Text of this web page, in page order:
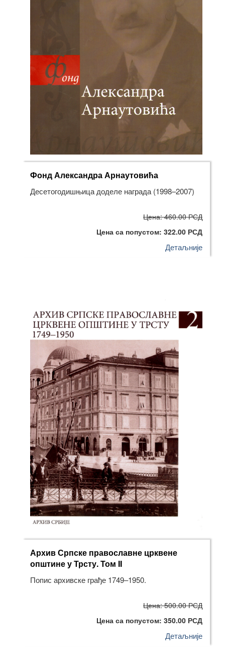
Фонд Александра Арнаутовића
Десетогодишњица доделе награда (1998–2007)
Цена: 460.00 РСД
Цена са попустом: 322.00 РСД
Детаљније
Архив Српске православне црквене
општине у Трсту. Том II
Попис архивске грађе 1749–1950.
Цена: 500.00 РСД
Цена са попустом: 350.00 РСД
Детаљније